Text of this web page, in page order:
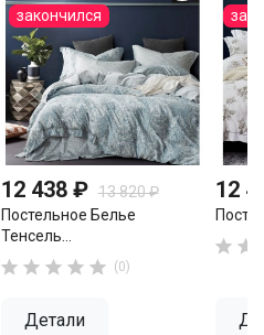
12 438 ₽ 13 820 ₽
Постельное Белье
Тенсель...
     (0)
Детали
закончился
12
 